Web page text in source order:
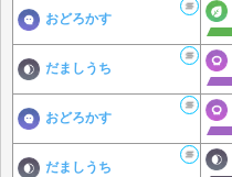
おどろかす
だましうち
おどろかす
だましうち